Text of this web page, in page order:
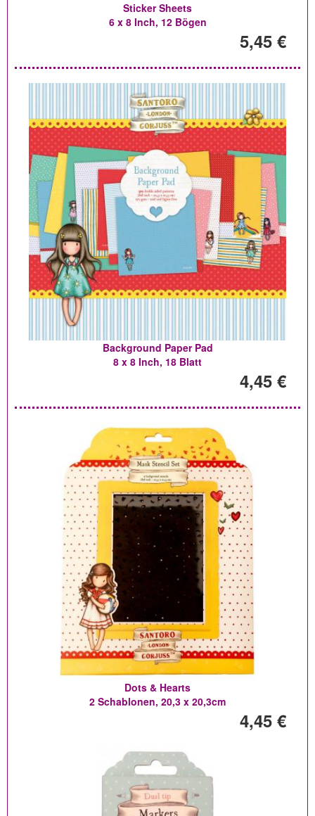
Sticker Sheets
6 x 8 Inch, 12 Bögen
5,45 €
Background Paper Pad
8 x 8 Inch, 18 Blatt
4,45 €
Dots & Hearts
2 Schablonen, 20,3 x 20,3cm
4,45 €